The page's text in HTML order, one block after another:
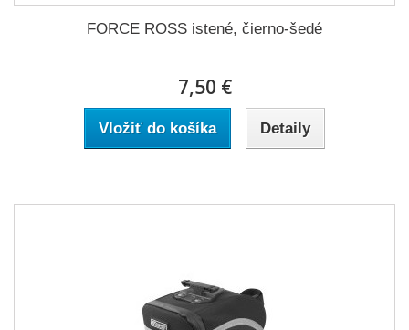
FORCE ROSS istené, čierno-šedé
7,50 €
Vložiť do košíka Detaily